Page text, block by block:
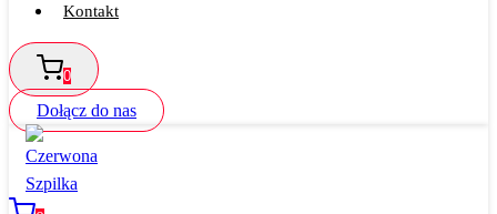
Kontakt
0
Dołącz do nas